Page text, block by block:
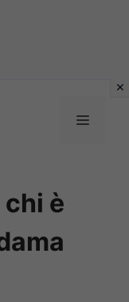
MENU
chi è